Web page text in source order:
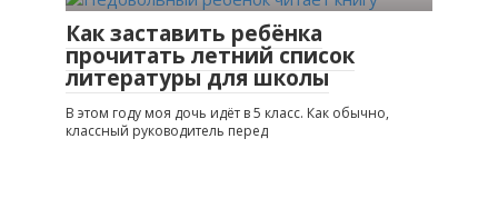
Как заставить ребёнка
прочитать летний список
литературы для школы
В этом году моя дочь идёт в 5 класс. Как обычно,
классный руководитель перед